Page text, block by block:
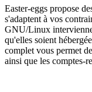
Easter-eggs propose
s'adaptent à vos
GNU/Linux
qu'elles soient
complet vous permet
ainsi que les comptes-